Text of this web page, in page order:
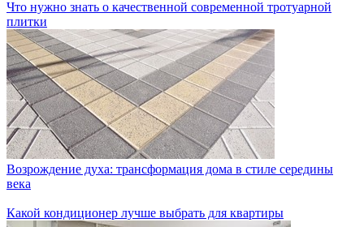
Что нужно знать о качественной современной тротуарной
плитки
Возрождение духа: трансформация дома в стиле середины
века
Какой кондиционер лучше выбрать для квартиры